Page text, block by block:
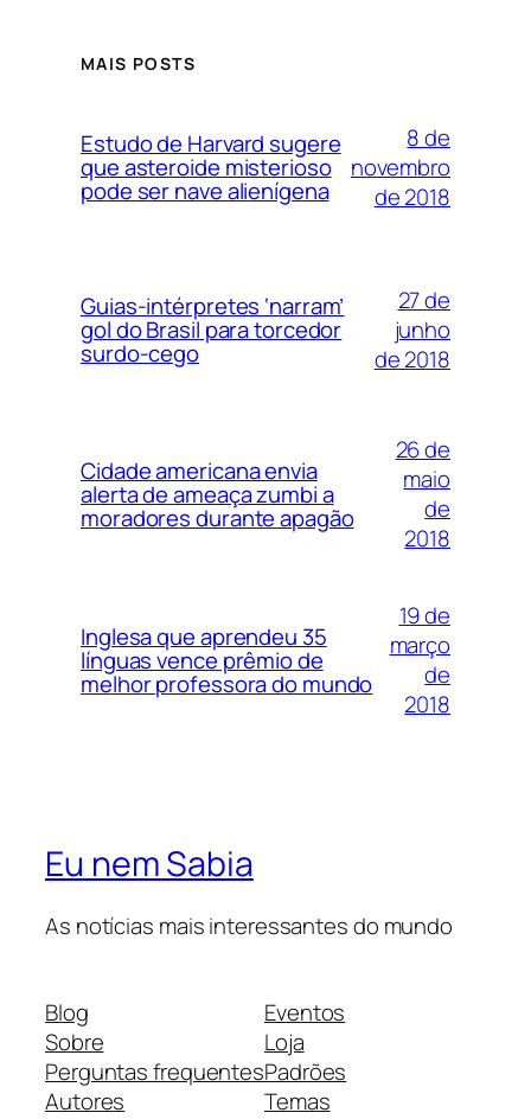
MAIS POSTS
Estudo de Harvard sugere
que asteroide misterioso
pode ser nave alienígena
8 de
novembro
de 2018
Guias-intérpretes ‘narram’
gol do Brasil para torcedor
surdo-cego
27 de
junho
de 2018
Cidade americana envia
alerta de ameaça zumbi a
moradores durante apagão
26 de
maio
de
2018
Inglesa que aprendeu 35
línguas vence prêmio de
melhor professora do mundo
19 de
março
de
2018
Eu nem Sabia
As notícias mais interessantes do mundo
Blog
Sobre
Perguntas frequentes
Autores
Eventos
Loja
Padrões
Temas